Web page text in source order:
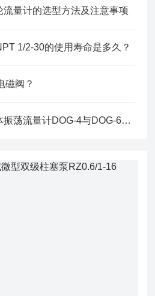
量计的选型方法及注意事项
1/2-30的使用寿命是多久？
磁阀？
德国科宝KOBOLD气体振荡流量计DOG-4与DOG-6核心区别